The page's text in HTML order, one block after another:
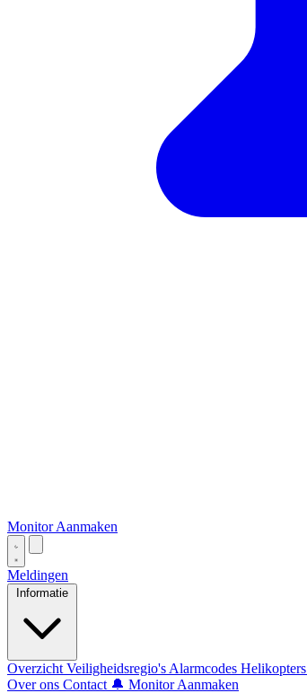
Monitor Aanmaken
Meldingen
Informatie
Overzicht Veiligheidsregio's Alarmcodes Helikopters
Over ons Contact 🔔 Monitor Aanmaken